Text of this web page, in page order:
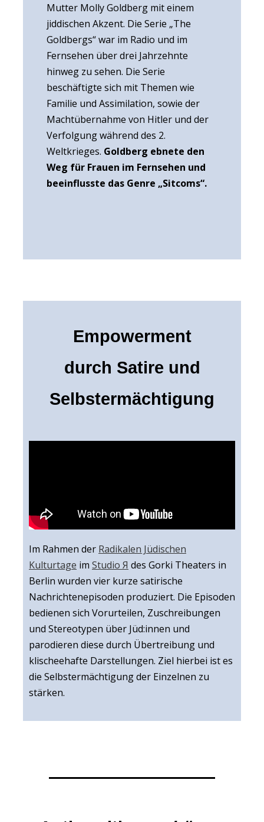
Mutter Molly Goldberg mit einem
jiddischen Akzent. Die Serie „The
Goldbergs“ war im Radio und im
Fernsehen über drei Jahrzehnte
hinweg zu sehen. Die Serie
beschäftigte sich mit Themen wie
Familie und Assimilation, sowie der
Machtübernahme von Hitler und der
Verfolgung während des 2.
Weltkrieges. Goldberg ebnete den
Weg für Frauen im Fernsehen und
beeinflusste das Genre „Sitcoms“.
Empowerment
durch Satire und
Selbstermächtigung
Im Rahmen der Radikalen Jüdischen
Kulturtage im Studio Я des Gorki Theaters in
Berlin wurden vier kurze satirische
Nachrichtenepisoden produziert. Die Episoden
bedienen sich Vorurteilen, Zuschreibungen
und Stereotypen über Jüd:innen und
parodieren diese durch Übertreibung und
klischeehafte Darstellungen. Ziel hierbei ist es
die Selbstermächtigung der Einzelnen zu
stärken.